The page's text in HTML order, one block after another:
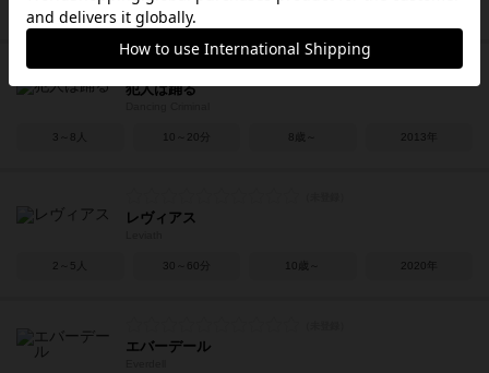
40～60分
犯人は踊る
3～8人 10～20分 8歳～ 2013年
レヴィアス
2～5人 30～60分 10歳～ 2020年
エバーデール